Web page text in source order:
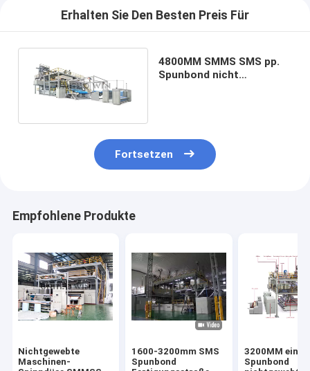
Erhalten Sie Den Besten Preis Für
4800MM SMMS SMS pp.
Spunbond nicht
Fortsetzen
Empfohlene Produkte
Nichtgewebte
Maschinen-
1600-3200mm SMS
Spunbond
3200MM
Spunbond